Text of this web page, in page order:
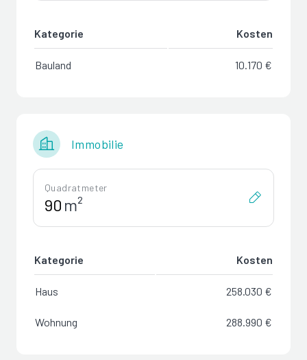
Kategorie Kosten
Bauland 10.170 €
Immobilie
Quadratmeter
m²
Kategorie Kosten
Haus 258.030 €
Wohnung 288.990 €